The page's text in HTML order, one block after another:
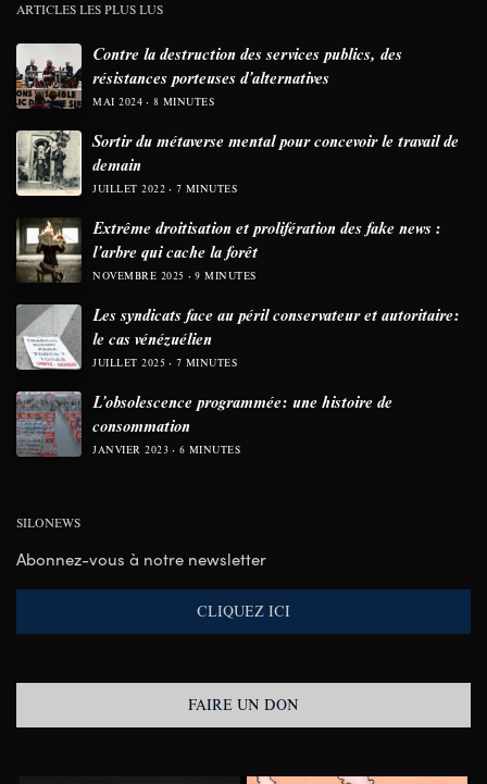
ARTICLES LES PLUS LUS
Contre la destruction des services publics, des
résistances porteuses d’alternatives
MAI 2024 8 MINUTES
Sortir du métaverse mental pour concevoir le travail de
demain
JUILLET 2022 7 MINUTES
Extrême droitisation et prolifération des fake news :
l’arbre qui cache la forêt
NOVEMBRE 2025 9 MINUTES
Les syndicats face au péril conservateur et autoritaire:
le cas vénézuélien
JUILLET 2025 7 MINUTES
L’obsolescence programmée: une histoire de
consommation
JANVIER 2023 6 MINUTES
SILONEWS
Abonnez-vous à notre newsletter
CLIQUEZ ICI
FAIRE UN DON